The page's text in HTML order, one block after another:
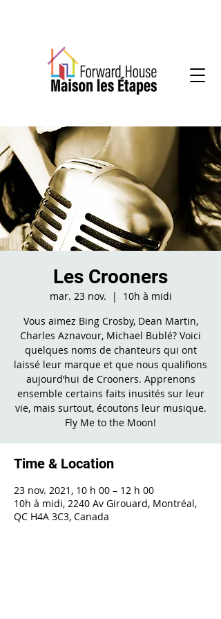
Les Crooners
mar. 23 nov.
  |
10h à midi
Vous aimez Bing Crosby, Dean Martin,
Charles Aznavour, Michael Bublé? Voici
quelques noms de chanteurs qui ont
laissé leur marque et que nous qualifions
aujourd’hui de Crooners. Apprenons
ensemble certains faits inusités sur leur
vie, mais surtout, écoutons leur musique.
Fly Me to the Moon!
Time & Location
23 nov. 2021, 10 h 00 – 12 h 00
10h à midi, 2240 Av Girouard, Montréal,
QC H4A 3C3, Canada